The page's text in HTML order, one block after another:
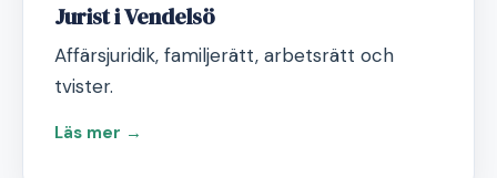
Jurist i Vendelsö
Affärsjuridik, familjerätt, arbetsrätt och
tvister.
Läs mer →